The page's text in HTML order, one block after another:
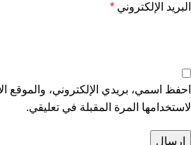
البريد الإلكتروني *
احفظ اسمي، بريدي الإلكتروني، والموقع
لاستخدامها المرة المقبلة في تعليقي.